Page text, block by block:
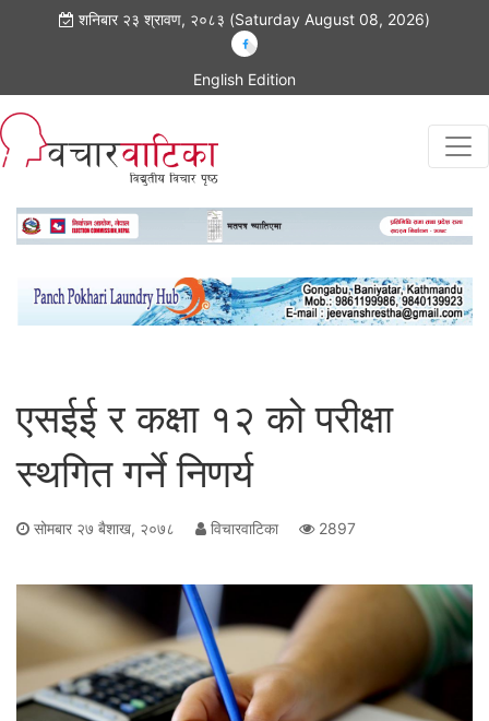
शनिबार २३ श्रावण, २०८३ (Saturday August 08, 2026)
English Edition
एसईई र कक्षा १२ को परीक्षा
स्थगित गर्ने निणर्य
सोमबार २७ बैशाख, २०७८ विचारवाटिका 2897